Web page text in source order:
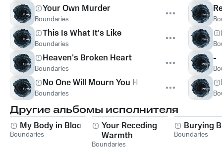
Your Own Murder
Boundaries
This Is What It's Like
Boundaries
Heaven's Broken Heart
Boundaries
No One Will Mourn You Here
Boundaries
-
Другие альбомы исполнителя
My Body in Bloom
Boundaries
Your Receding
Warmth
Boundaries
Burying
Boundaries